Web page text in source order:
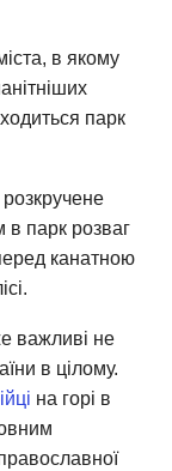
в якому
парк
в парк розваг
канатною
важливі не
в цілому.
на горі в